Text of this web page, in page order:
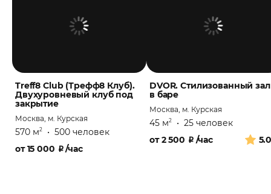
Treff8 Club (Трефф8 Клуб).
Двухуровневый клуб под
закрытие
Москва, м. Курская
570 м2 • 500 человек
от15 000 ₽ /час
DVOR. Стилизованный зал
в баре
Москва, м. Курская
45 м2 • 25 человек
от2 500 ₽ /час